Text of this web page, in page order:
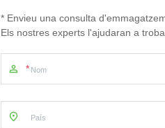
* Envieu una consulta
Els nostres experts l'ajudaran a